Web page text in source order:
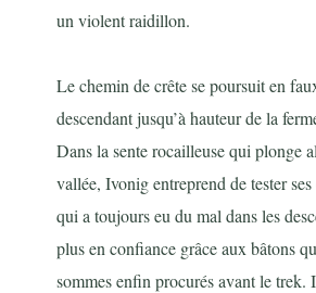
un violent raidillon.
Le chemin de crête se poursuit en
descendant jusqu’à hauteur de la
Dans la sente rocailleuse qui plonge
vallée, Ivonig entreprend de tester
qui a toujours eu du mal dans les
plus en confiance grâce aux bâtons
sommes enfin procurés avant le trek.